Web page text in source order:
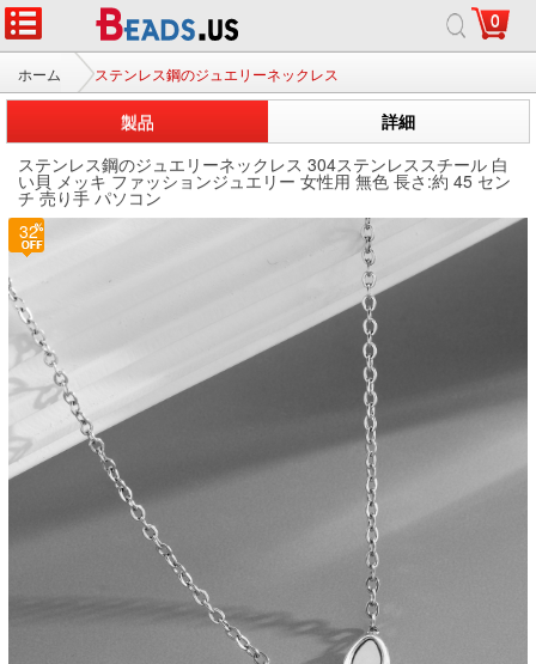
0
ホーム ステンレス鋼のジュエリーネックレス
製品
詳細
ステンレス鋼のジュエリーネックレス 304ステンレススチール 白
い貝 メッキ ファッションジュエリー 女性用 無色 長さ:約 45 セン
チ 売り手 パソコン
32